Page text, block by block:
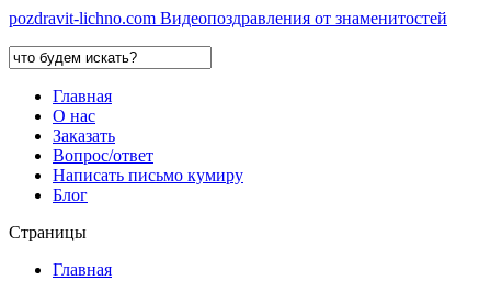
pozdravit-lichno.com Видеопоздравления от знаменитостей
Главная
О нас
Заказать
Вопрос/ответ
Написать письмо кумиру
Блог
Страницы
Главная